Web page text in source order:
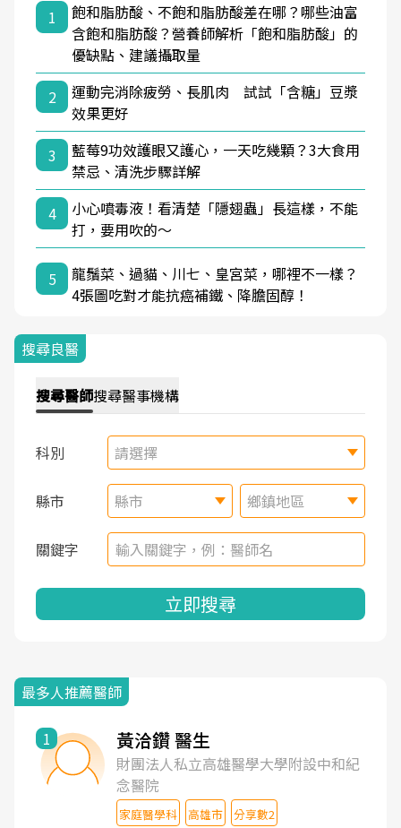
1
飽和脂肪酸、不飽和脂肪酸差在哪？哪些油富
含飽和脂肪酸？營養師解析「飽和脂肪酸」的
優缺點、建議攝取量
2
運動完消除疲勞、長肌肉 試試「含糖」豆漿
效果更好
3
藍莓9功效護眼又護心，一天吃幾顆？3大食用
禁忌、清洗步驟詳解
4
小心噴毒液！看清楚「隱翅蟲」長這樣，不能
打，要用吹的～
5
龍鬚菜、過貓、川七、皇宮菜，哪裡不一樣？
4張圖吃對才能抗癌補鐵、降膽固醇！
搜尋良醫
搜尋醫師搜尋醫事機構
科別 請選擇
縣市 縣市 鄉鎮地區
關鍵字
立即搜尋
最多人推薦醫師
1 黃洽鑽 醫生
財團法人私立高雄醫學大學附設中和紀
念醫院
家庭醫學科 高雄市 分享數2